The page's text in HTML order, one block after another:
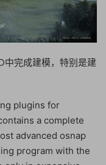
中完成建模，特别是建
plugins for
a complete
advanced osnap
program with the